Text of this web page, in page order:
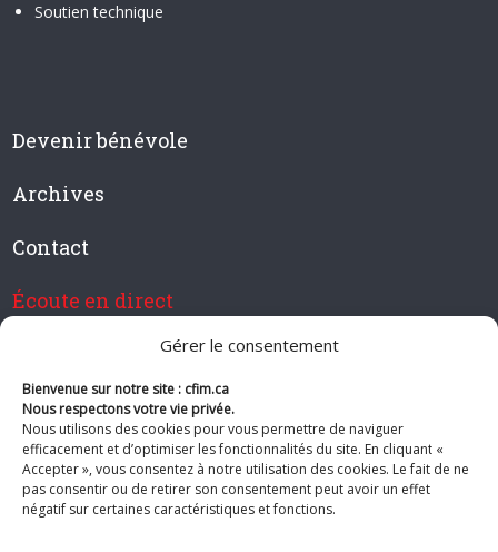
Gérer le consentement
Bienvenue sur notre site : cfim.ca
Nous respectons votre vie privée.
Nous utilisons des cookies pour vous permettre de naviguer
efficacement et d’optimiser les fonctionnalités du site. En cliquant «
Accepter », vous consentez à notre utilisation des cookies. Le fait de ne
pas consentir ou de retirer son consentement peut avoir un effet
négatif sur certaines caractéristiques et fonctions.
Soutien technique
Devenir bénévole
Archives
Contact
Écoute en direct
Devenir membre de CFIM
Suivez-nous